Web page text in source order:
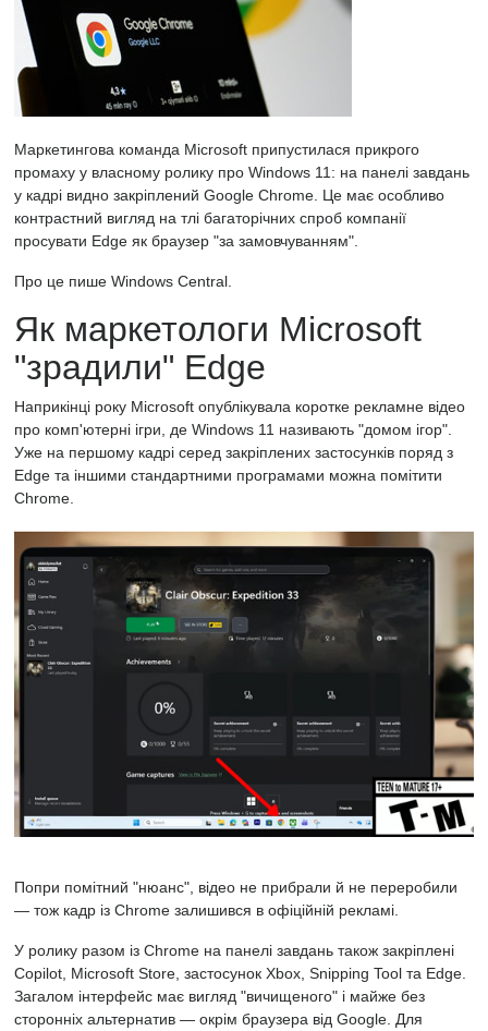
Маркетингова команда Microsoft припустилася прикрого
промаху у власному ролику про Windows 11: на панелі завдань
у кадрі видно закріплений Google Chrome. Це має особливо
контрастний вигляд на тлі багаторічних спроб компанії
просувати Edge як браузер "за замовчуванням".
Про це пише Windows Central.
Як маркетологи Microsoft
"зрадили" Edge
Наприкінці року Microsoft опублікувала коротке рекламне відео
про комп'ютерні ігри, де Windows 11 називають "домом ігор".
Уже на першому кадрі серед закріплених застосунків поряд з
Edge та іншими стандартними програмами можна помітити
Chrome.
Попри помітний "нюанс", відео не прибрали й не переробили
— тож кадр із Chrome залишився в офіційній рекламі.
У ролику разом із Chrome на панелі завдань також закріплені
Copilot, Microsoft Store, застосунок Xbox, Snipping Tool та Edge.
Загалом інтерфейс має вигляд "вичищеного" і майже без
сторонніх альтернатив — окрім браузера від Google. Для